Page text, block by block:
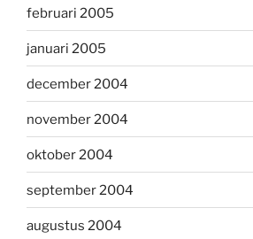
februari 2005
januari 2005
december 2004
november 2004
oktober 2004
september 2004
augustus 2004